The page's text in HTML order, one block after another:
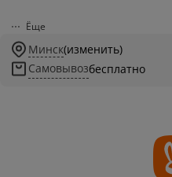
Ёще
Минск(изменить)
Самовывозбесплатно